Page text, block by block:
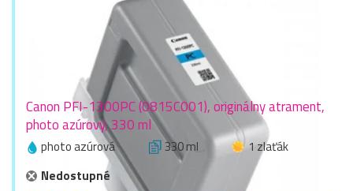
Canon PFI-1300PC (0815C001), originálny atrament,
photo azúrový, 330 ml
photo azúrová 330 ml
1 zlaťák
Nedostupné